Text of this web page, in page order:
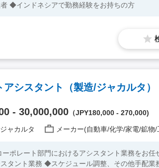
◆インドネシアで勤務経験をお持ちの方
アシスタント（製造/ジャカルタ）
- 30,000,000 （JPY180,000 - 270,000)
ャカルタ メーカー(自動車/化学/家電/鉱
ーポレート部門におけるアシスタント業務をお
タント業務 ◆スケジュール調整、その他手配